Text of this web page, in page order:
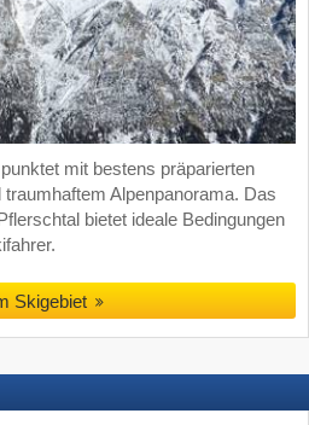
mit bestens präparierten
Alpenpanorama. Das
bietet ideale Bedingungen
Skigebiet